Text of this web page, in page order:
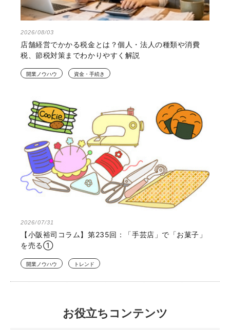
2026/08/03
店舗経営でかかる税金とは？個人・法人の種類や消費
税、節税対策までわかりやすく解説
開業ノウハウ 資金・手続き
2026/07/31
【小阪裕司コラム】第235回：「手芸店」で「お菓子」
を売る①
開業ノウハウ トレンド
お役立ちコンテンツ